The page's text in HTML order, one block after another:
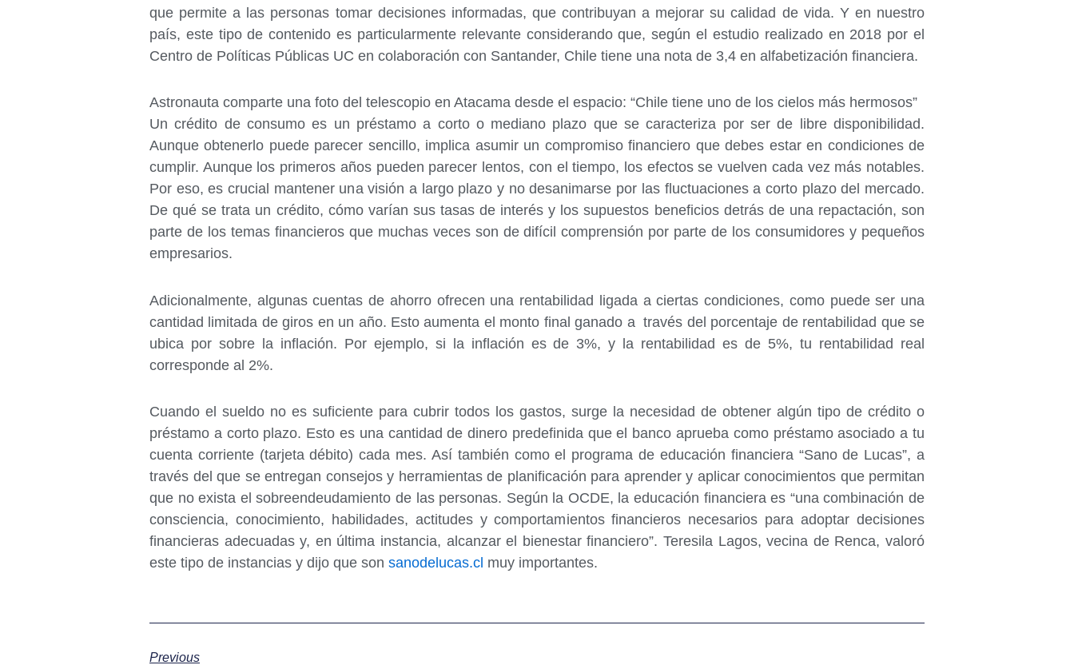
que permite a las personas tomar decisiones informadas, que contribuyan a mejorar su calidad de vida. Y en nuestro
país, este tipo de contenido es particularmente relevante considerando que, según el estudio realizado en 2018 por el
Centro de Políticas Públicas UC en colaboración con Santander, Chile tiene una nota de 3,4 en alfabetización financiera.
Astronauta comparte una foto del telescopio en Atacama desde el espacio: “Chile tiene uno de los cielos más hermosos”
Un crédito de consumo es un préstamo a corto o mediano plazo que se caracteriza por ser de libre disponibilidad.
Aunque obtenerlo puede parecer sencillo, implica asumir un compromiso financiero que debes estar en condiciones de
cumplir. Aunque los primeros años pueden parecer lentos, con el tiempo, los efectos se vuelven cada vez más notables.
Por eso, es crucial mantener una visión a largo plazo y no desanimarse por las fluctuaciones a corto plazo del mercado.
De qué se trata un crédito, cómo varían sus tasas de interés y los supuestos beneficios detrás de una repactación, son
parte de los temas financieros que muchas veces son de difícil comprensión por parte de los consumidores y pequeños
empresarios.
Adicionalmente, algunas cuentas de ahorro ofrecen una rentabilidad ligada a ciertas condiciones, como puede ser una
cantidad limitada de giros en un año. Esto aumenta el monto final ganado a través del porcentaje de rentabilidad que se
ubica por sobre la inflación. Por ejemplo, si la inflación es de 3%, y la rentabilidad es de 5%, tu rentabilidad real
corresponde al 2%.
Cuando el sueldo no es suficiente para cubrir todos los gastos, surge la necesidad de obtener algún tipo de crédito o
préstamo a corto plazo. Esto es una cantidad de dinero predefinida que el banco aprueba como préstamo asociado a tu
cuenta corriente (tarjeta débito) cada mes. Así también como el programa de educación financiera “Sano de Lucas”, a
través del que se entregan consejos y herramientas de planificación para aprender y aplicar conocimientos que permitan
que no exista el sobreendeudamiento de las personas. Según la OCDE, la educación financiera es “una combinación de
consciencia, conocimiento, habilidades, actitudes y comportamientos financieros necesarios para adoptar decisiones
financieras adecuadas y, en última instancia, alcanzar el bienestar financiero”. Teresila Lagos, vecina de Renca, valoró
este tipo de instancias y dijo que son sanodelucas.cl muy importantes.
Previous